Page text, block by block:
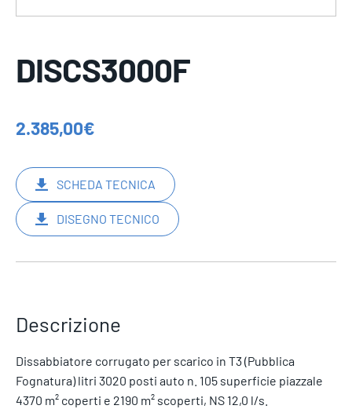
DISCS3000F
2.385,00€
SCHEDA TECNICA
DISEGNO TECNICO
Descrizione
Dissabbiatore corrugato per scarico in T3 (Pubblica
Fognatura) litri 3020 posti auto n. 105 superficie piazzale
4370 m² coperti e 2190 m² scoperti, NS 12,0 l/s.